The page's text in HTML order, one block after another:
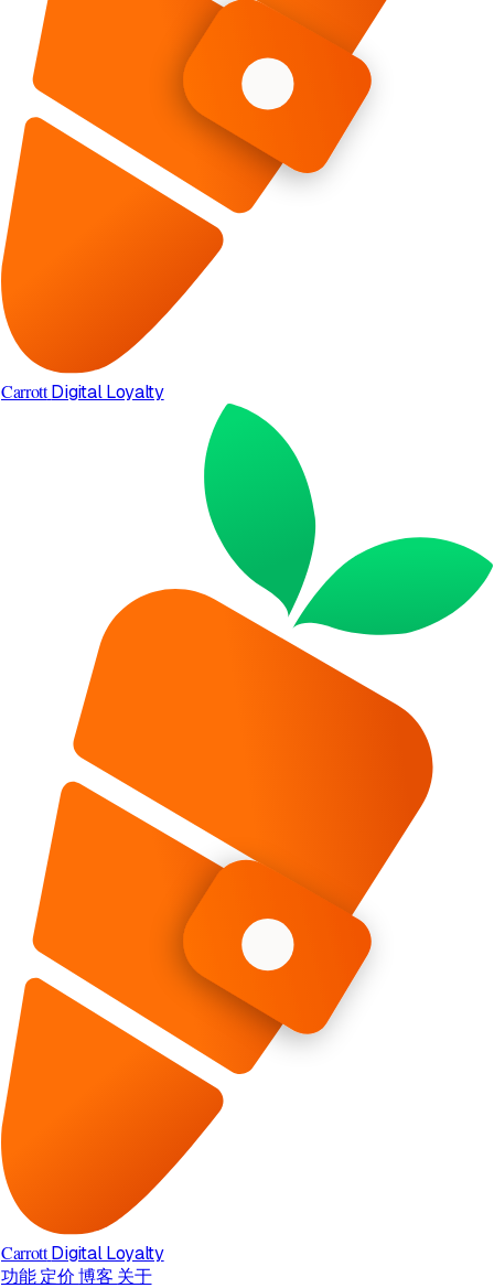
Carrott Digital Loyalty
Carrott Digital Loyalty
功能 定价博客 关于